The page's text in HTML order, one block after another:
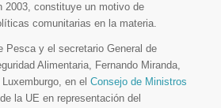
2003, constituye un motivo de
comunitarias en la materia.
Pesca y el secretario General de
Alimentaria, Fernando Miranda,
en el Consejo de Ministros
la UE en representación del